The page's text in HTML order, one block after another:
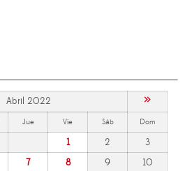
Abril 2022 »
Jue Vie Sáb Dom
1 2
3
7 8 9
10